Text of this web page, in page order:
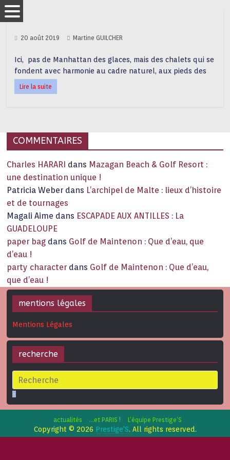
20 août 2019 Martine GUILCHER
Ici, pas de Manhattan des glaces, mais des chalets qui se
fondent avec harmonie au cadre naturel, aux pieds des
Lire la suite
COMMENTAIRES
Charles HARARI dans Mazagan Beach & Golf Resort :
une destination unique !
Patricia Weber dans L’archipel de Malte : lieux d’histoire
et de tournages
Magali Aime dans ESCAPADE AUX ANTILLES : La
GUADELOUPE
paper bag dans Golf de Maintenon : Que d’eau, que
d’eau !
party character dans Golf de Maintenon : Que d’eau,
que d’eau !
mentions légales
Mentions Légales
recherche
actualités …et PARIS ! L’équipe Prestige’S
Copyright © 2026 Prestige'S. All rights reserved.